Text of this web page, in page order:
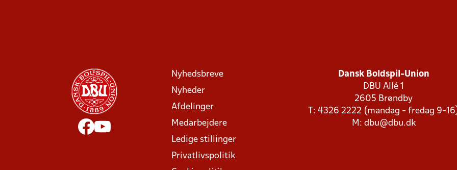
Nyhedsbreve
Nyheder
Afdelinger
Medarbejdere
Ledige stillinger
Privatlivspolitik
Dansk Boldspil-Union
DBU Allé 1
2605 Brøndby
T: 4326 2222 (mandag - fredag 9-
M: dbu@dbu.dk